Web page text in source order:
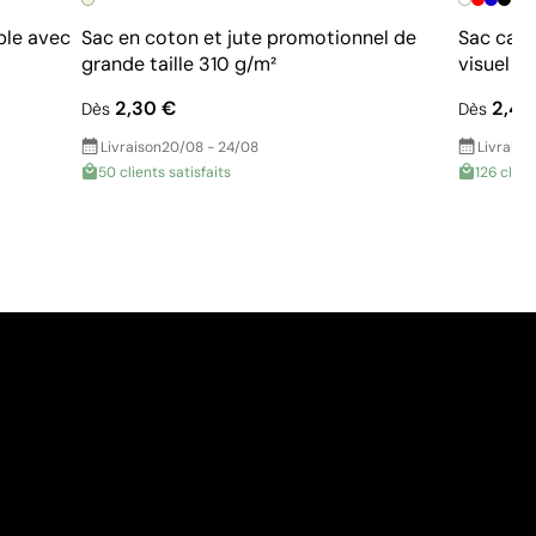
avec Sac en coton et jute promotionnel de
grande taille 310 g/m²
Dès 2,30 €
Livraison20/08 - 24/08
50 clients satisfaits
Sac
visuel
Dès
126